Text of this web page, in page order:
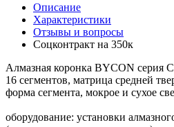
Описание
Характеристики
Отзывы и вопросы
Соцконтракт на 350к
Алмазная коронка BYCON серия
16 сегментов, матрица средней
форма сегмента, мокрое и сухое
оборудование: установки